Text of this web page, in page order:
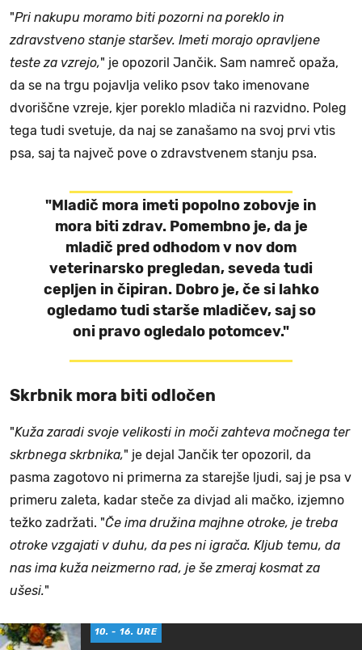
"Pri nakupu moramo biti pozorni na poreklo in
zdravstveno stanje staršev. Imeti morajo opravljene
teste za vzrejo," je opozoril Jančik. Sam namreč opaža,
da se na trgu pojavlja veliko psov tako imenovane
dvoriščne vzreje, kjer poreklo mladiča ni razvidno. Poleg
tega tudi svetuje, da naj se zanašamo na svoj prvi vtis
psa, saj ta največ pove o zdravstvenem stanju psa.
"Mladič mora imeti popolno zobovje in
mora biti zdrav. Pomembno je, da je
mladič pred odhodom v nov dom
veterinarsko pregledan, seveda tudi
cepljen in čipiran. Dobro je, če si lahko
ogledamo tudi starše mladičev, saj so
oni pravo ogledalo potomcev."
Skrbnik mora biti odločen
"Kuža zaradi svoje velikosti in moči zahteva močnega ter
skrbnega skrbnika," je dejal Jančik ter opozoril, da
pasma zagotovo ni primerna za starejše ljudi, saj je psa v
primeru zaleta, kadar steče za divjad ali mačko, izjemno
težko zadržati. "Če ima družina majhne otroke, je treba
otroke vzgajati v duhu, da pes ni igrača. Kljub temu, da
nas ima kuža neizmerno rad, je še zmeraj kosmat za
ušesi."
10. - 16. URE